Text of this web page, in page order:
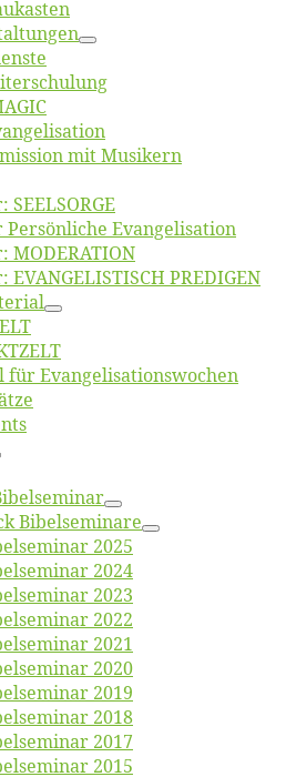
mit Musikern
SEELSORGE
Per­sön­li­che Evangelisation
MODERATION
EVANGELISTISCH PREDIGEN
für Evangelisationswochen
Bibelseminare
2025
2024
2023
2022
2021
2020
2019
2018
2017
2015